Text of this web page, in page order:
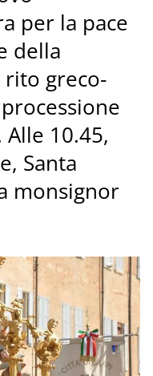
per la pace
della
greco-
10.45,
Santa
monsignor